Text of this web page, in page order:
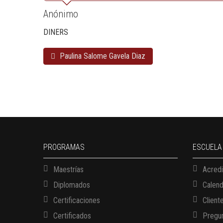
Anónimo
DINERS
Paulina Salome Gavela Diaz
PROGRAMAS
Maestrías
Diplomados
Certificaciones
Certificados